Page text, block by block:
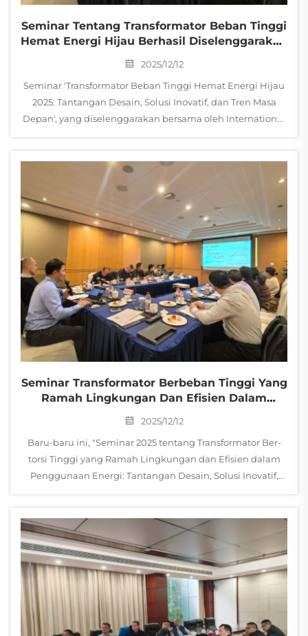
Seminar Tentang Transformator Beban Tinggi
Hemat Energi Hijau Berhasil Diselenggarakan
2025/12/12
Seminar 'Transformator Beban Tinggi Hemat Energi Hijau
2025: Tantangan Desain, Solusi Inovatif, dan Tren Masa
Depan', yang diselenggarakan bersama oleh International
Seminar Transformator Berbeban Tinggi Yang
Ramah Lingkungan Dan Efisien Dalam
Diselenggarakan Di Shanghai Baru-Baru Ini
2025/12/12
Baru-baru ini, "Seminar 2025 tentang Transformator Ber-
torsi Tinggi yang Ramah Lingkungan dan Efisien dalam
Penggunaan Energi: Tantangan Desain, Solusi Inovatif,
perusahaan seperti Changta Group, berhasil...